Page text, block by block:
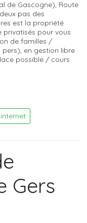
de Gascogne), Route
pas des
est la propriété
privatisés pour vous
de familles /
en gestion libre
possible / cours
Gers